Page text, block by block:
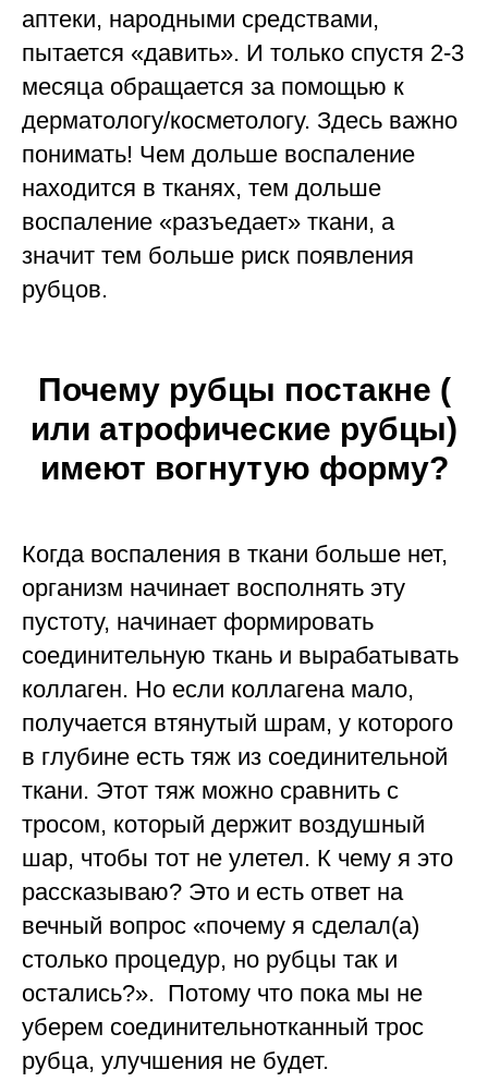
аптеки, народными средствами,
пытается «давить». И только спустя 2-3
месяца обращается за помощью к
дерматологу/косметологу. Здесь важно
понимать! Чем дольше воспаление
находится в тканях, тем дольше
воспаление «разъедает» ткани, а
значит тем больше риск появления
рубцов.
Почему рубцы постакне (
или атрофические рубцы)
имеют вогнутую форму?
Когда воспаления в ткани больше нет,
организм начинает восполнять эту
пустоту, начинает формировать
соединительную ткань и вырабатывать
коллаген. Но если коллагена мало,
получается втянутый шрам, у которого
в глубине есть тяж из соединительной
ткани. Этот тяж можно сравнить с
тросом, который держит воздушный
шар, чтобы тот не улетел. К чему я это
рассказываю? Это и есть ответ на
вечный вопрос «почему я сделал(а)
столько процедур, но рубцы так и
остались?». Потому что пока мы не
уберем соединительнотканный трос
рубца, улучшения не будет.